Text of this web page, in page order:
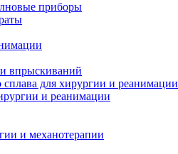
приборы
впрыскиваний
для хирургии и реанимации
и реанимации
и механотерапии